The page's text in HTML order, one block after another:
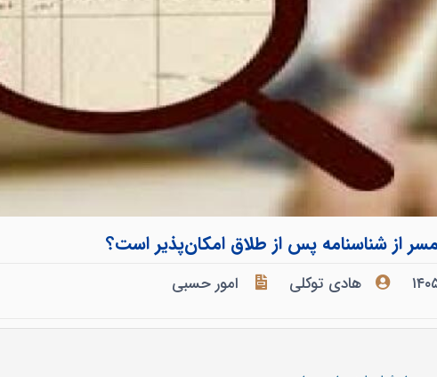
از شناسنامه پس از طلاق امکان‌پذیر است؟
هادی توکلی امور حسبی